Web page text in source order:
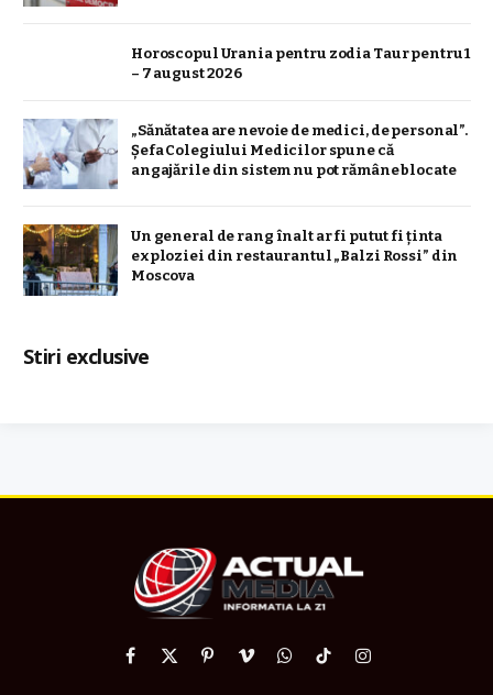
Horoscopul Urania pentru zodia Taur pentru 1
– 7 august 2026
„Sănătatea are nevoie de medici, de personal”.
Șefa Colegiului Medicilor spune că
angajările din sistem nu pot rămâne blocate
Un general de rang înalt ar fi putut fi ținta
exploziei din restaurantul „Balzi Rossi” din
Moscova
Stiri exclusive
Facebook
X
PinterestVimeoWhatsApp
TikTokInstagram